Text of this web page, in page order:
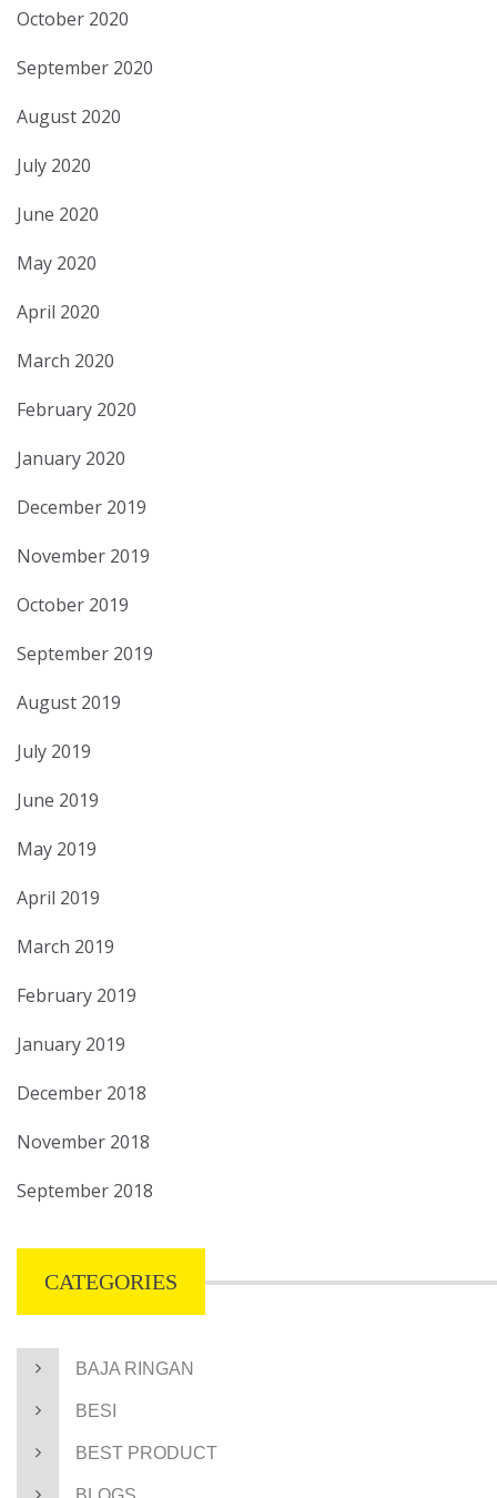
October 2020
September 2020
August 2020
July 2020
June 2020
May 2020
April 2020
March 2020
February 2020
January 2020
December 2019
November 2019
October 2019
September 2019
August 2019
July 2019
June 2019
May 2019
April 2019
March 2019
February 2019
January 2019
December 2018
November 2018
September 2018
CATEGORIES
BAJA RINGAN
BESI
BEST PRODUCT